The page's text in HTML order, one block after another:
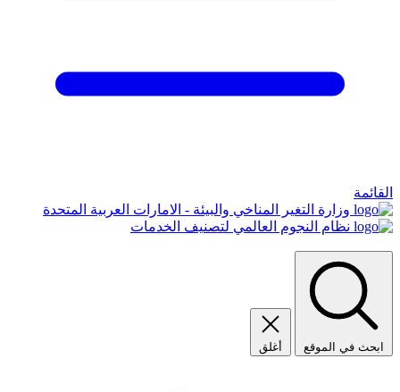
القائمة
وزارة التغير المناخي والبيئة - الامارات العربية المتحدة
نظام النجوم العالمي لتصنيف الخدمات
ابحث في الموقع أغلق